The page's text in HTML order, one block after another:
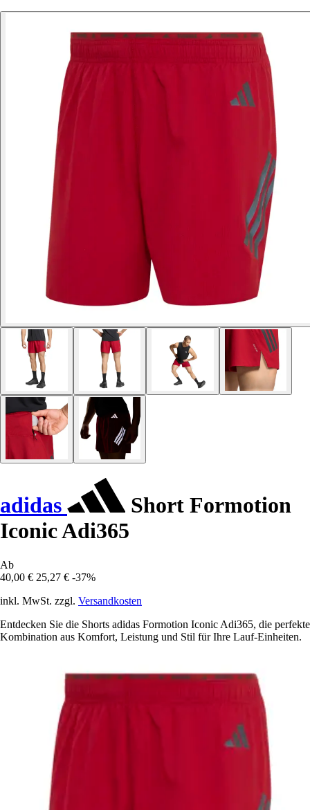
adidas
Short Formotion
Iconic Adi365
Ab
40,00 € 25,27 € -37%
inkl. MwSt. zzgl. Versandkosten
Entdecken Sie die Shorts adidas Formotion Iconic Adi365, die perfekte
Kombination aus Komfort, Leistung und Stil für Ihre Lauf-Einheiten.